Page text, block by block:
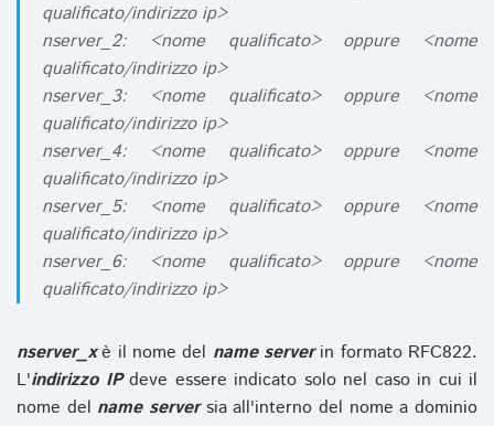
qualificato/indirizzo ip>
nserver_2: <nome qualificato> oppure <nome
qualificato/indirizzo ip>
nserver_3: <nome qualificato> oppure <nome
qualificato/indirizzo ip>
nserver_4: <nome qualificato> oppure <nome
qualificato/indirizzo ip>
nserver_5: <nome qualificato> oppure <nome
qualificato/indirizzo ip>
nserver_6: <nome qualificato> oppure <nome
qualificato/indirizzo ip>
nserver_xè il nome del name serverin formato RFC822.
L'indirizzo IPdeve essere indicato solo nel caso in cui il
nome del name serversia all'interno del nome a dominio